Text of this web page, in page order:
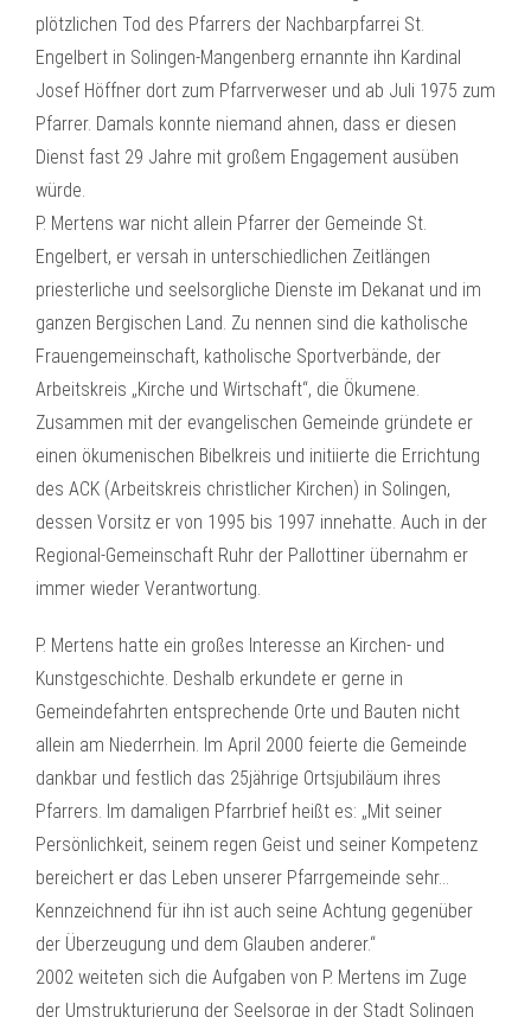
plötzlichen Tod des Pfarrers der Nachbarpfarrei St.
Engelbert in Solingen-Mangenberg ernannte ihn Kardinal
Josef Höffner dort zum Pfarrverweser und ab Juli 1975 zum
Pfarrer. Damals konnte niemand ahnen, dass er diesen
Dienst fast 29 Jahre mit großem Engagement ausüben
würde.
P. Mertens war nicht allein Pfarrer der Gemeinde St.
Engelbert, er versah in unterschiedlichen Zeitlängen
priesterliche und seelsorgliche Dienste im Dekanat und im
ganzen Bergischen Land. Zu nennen sind die katholische
Frauengemeinschaft, katholische Sportverbände, der
Arbeitskreis „Kirche und Wirtschaft“, die Ökumene.
Zusammen mit der evangelischen Gemeinde gründete er
einen ökumenischen Bibelkreis und initiierte die Errichtung
des ACK (Arbeitskreis christlicher Kirchen) in Solingen,
dessen Vorsitz er von 1995 bis 1997 innehatte. Auch in der
Regional-Gemeinschaft Ruhr der Pallottiner übernahm er
immer wieder Verantwortung.
P. Mertens hatte ein großes Interesse an Kirchen- und
Kunstgeschichte. Deshalb erkundete er gerne in
Gemeindefahrten entsprechende Orte und Bauten nicht
allein am Niederrhein. Im April 2000 feierte die Gemeinde
dankbar und festlich das 25jährige Ortsjubiläum ihres
Pfarrers. Im damaligen Pfarrbrief heißt es: „Mit seiner
Persönlichkeit, seinem regen Geist und seiner Kompetenz
bereichert er das Leben unserer Pfarrgemeinde sehr…
Kennzeichnend für ihn ist auch seine Achtung gegenüber
der Überzeugung und dem Glauben anderer.“
2002 weiteten sich die Aufgaben von P. Mertens im Zuge
der Umstrukturierung der Seelsorge in der Stadt Solingen